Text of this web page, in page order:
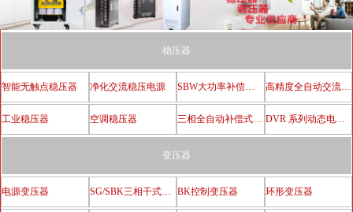
稳压器
智能无触点稳压器 净化交流稳压电源 SBW大功率补偿电力稳压器 高精度全自动交流稳压器
工业稳压器 空调稳压器 三相全自动补偿式电力稳压器 DVR 系列动态电压恢复器
变压器
电源变压器 SG/SBK三相干式隔离变压器 BK控制变压器 环形变压器